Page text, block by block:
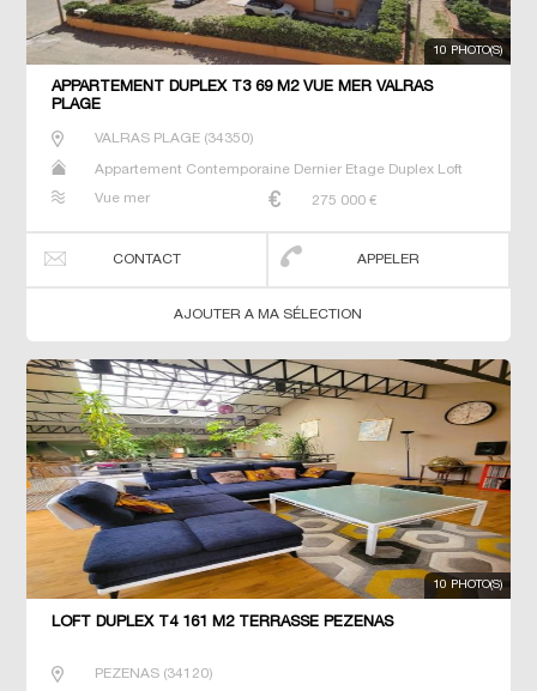
10 PHOTO(S)
APPARTEMENT DUPLEX T3 69 M2 VUE MER VALRAS
PLAGE
VALRAS PLAGE(34350)
Appartement Contemporaine Dernier Etage Duplex Loft
Vue mer
275 000 €
CONTACT APPELER
AJOUTER A MA SÉLECTION
10 PHOTO(S)
LOFT DUPLEX T4 161 M2 TERRASSE PEZENAS
PEZENAS(34120)